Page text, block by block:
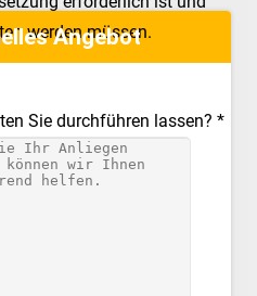
werden müssen.
Angebot
Sie durchführen lassen? *